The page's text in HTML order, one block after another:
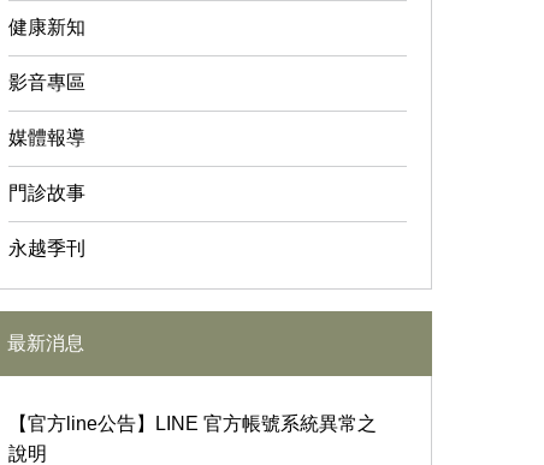
健康新知
影音專區
媒體報導
門診故事
永越季刊
最新消息
【官方line公告】LINE 官方帳號系統異常之
說明